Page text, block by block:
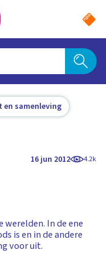
en samenleving
16 jun 2012 4.2k
werelden. In de ene
is en in de andere
voor uit.